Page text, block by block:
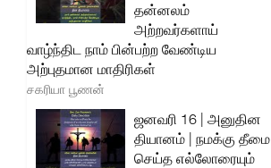
தன்னலம்
அற்றவர்களாய்
வாழ்ந்திட நாம் பின்பற்ற வேண்டிய
அற்புதமான மாதிரிகள்
சகரியா பூணன்
ஜனவரி 16 | அனுதின
தியானம் | நமக்கு தீமை
செய்த எல்லோரையும்